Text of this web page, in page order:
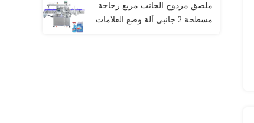
ملصق مزدوج الجانب مربع زجاجة
مسطحة 2 جانبي آلة وضع العلامات